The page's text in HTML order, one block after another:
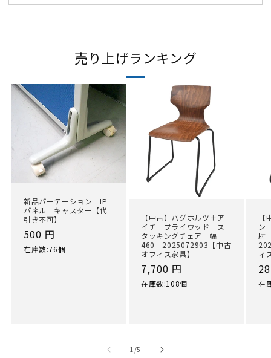
売り上げランキング
新品パーテーション IP
パネル キャスター【代
引き不可】
通
常
500 円
在庫数:76個
【中古】パグホルツ＋ア
イチ プライウッド ス
タッキングチェア 幅
460 2025072903【中古
オフィス家具】
通
常
7,700 円
在庫数:108個
ン
肘
ィ
通
常
在
1 /の
5